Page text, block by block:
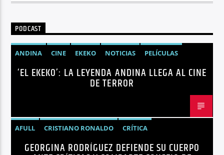
PODCAST
ANDINA CINE EKEKO NOTICIAS
PELÍCULAS
TENDENCIAS
TERROR
‘EL EKEKO’: LA LEYENDA ANDINA LLEGA AL CINE
DE TERROR
AFULL CRISTIANO RONALDO
CRÍTICA
GEORGINA RODRÍGUEZ
NOTICIAS
REDES SOCIALES
GEORGINA RODRÍGUEZ DEFIENDE SU CUERPO